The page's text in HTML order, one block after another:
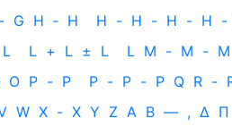
- G H ‐ H H - H - H - H -
L L + L ± L L M - M - M
O P - P P - P - P Q R -
W X - X Y Z Α Β — , Δ Π